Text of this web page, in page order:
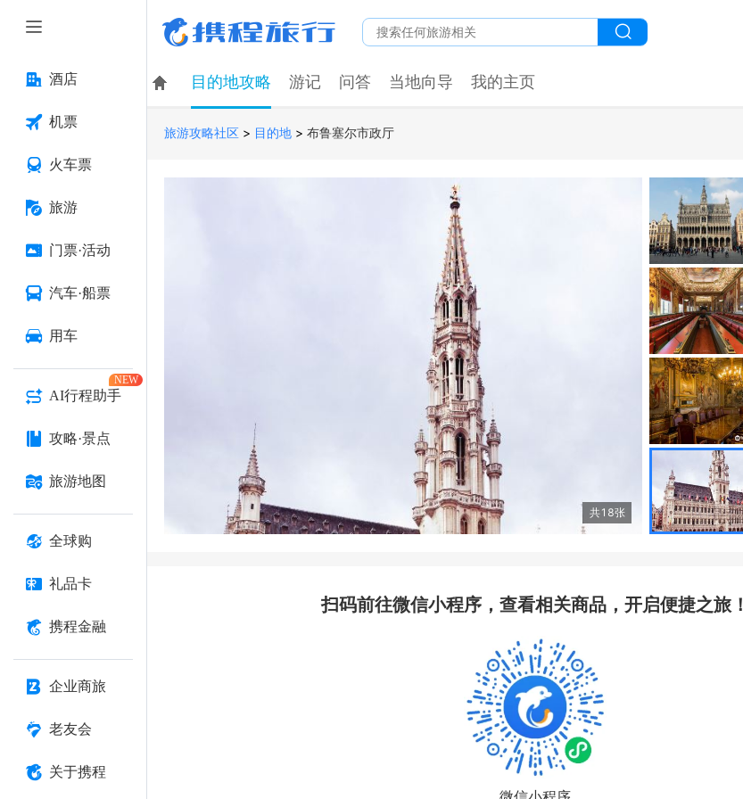
酒店
机票
火车票
旅游
门票·活动
汽车·船票
用车
AI行程助手
NEW
攻略·景点
旅游地图
全球购
礼品卡
携程金融
企业商旅
老友会
关于携程
目的地攻略 游记 问答 当地向导 我的主页
旅游攻略社区 > 目的地 > 布鲁塞尔市政厅
共18张
扫码前往微信小程序，查看相关商品，开启便捷之旅！